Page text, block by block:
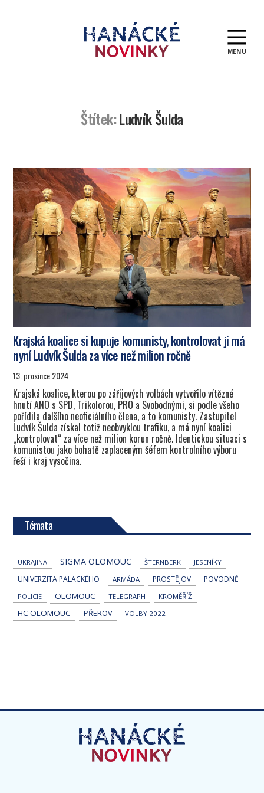
MENU
Štítek:Ludvík Šulda
Krajská koalice si kupuje komunisty, kontrolovat ji má
nyní Ludvík Šulda za více než milion ročně
13. prosince 2024
Krajská koalice, kterou po zářijových volbách vytvořilo vítězné
hnutí ANO s SPD, Trikolorou, PRO a Svobodnými, si podle všeho
pořídila dalšího neoficiálního člena, a to komunisty. Zastupitel
Ludvík Šulda získal totiž neobvyklou trafiku, a má nyní koalici
„kontrolovat“ za více než milion korun ročně. Identickou situaci s
komunistou jako bohatě zaplaceným šéfem kontrolního výboru
řeší i kraj vysočina.
Témata
UKRAJINA SIGMA OLOMOUC ŠTERNBERK JESENÍKY
UNIVERZITA PALACKÉHO ARMÁDA PROSTĚJOV POVODNĚ
POLICIE OLOMOUC TELEGRAPH KROMĚŘÍŽ
HC OLOMOUC PŘEROV VOLBY 2022